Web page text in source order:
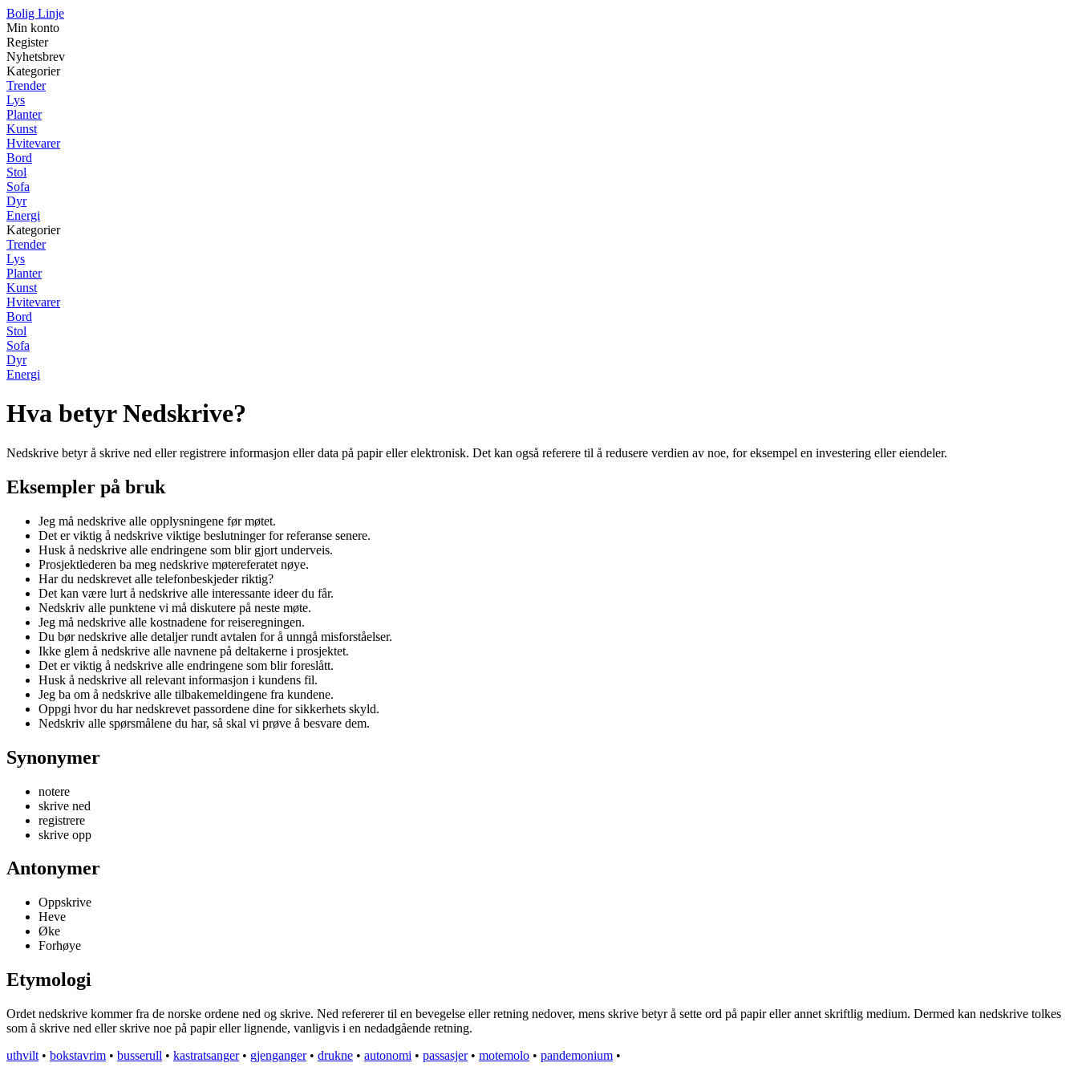
Bolig Linje
Min konto
Register
Nyhetsbrev
Kategorier
Trender
Lys
Planter
Kunst
Hvitevarer
Bord
Stol
Sofa
Dyr
Energi
Kategorier
Trender
Lys
Planter
Kunst
Hvitevarer
Bord
Stol
Sofa
Dyr
Energi
Hva betyr Nedskrive?
Nedskrive betyr å skrive ned eller registrere informasjon eller data på papir eller elektronisk. Det kan også referere til å redusere verdien av noe, for eksempel en investering eller eiendeler.
Eksempler på bruk
Jeg må nedskrive alle opplysningene før møtet.
Det er viktig å nedskrive viktige beslutninger for referanse senere.
Husk å nedskrive alle endringene som blir gjort underveis.
Prosjektlederen ba meg nedskrive møtereferatet nøye.
Har du nedskrevet alle telefonbeskjeder riktig?
Det kan være lurt å nedskrive alle interessante ideer du får.
Nedskriv alle punktene vi må diskutere på neste møte.
Jeg må nedskrive alle kostnadene for reiseregningen.
Du bør nedskrive alle detaljer rundt avtalen for å unngå misforståelser.
Ikke glem å nedskrive alle navnene på deltakerne i prosjektet.
Det er viktig å nedskrive alle endringene som blir foreslått.
Husk å nedskrive all relevant informasjon i kundens fil.
Jeg ba om å nedskrive alle tilbakemeldingene fra kundene.
Oppgi hvor du har nedskrevet passordene dine for sikkerhets skyld.
Nedskriv alle spørsmålene du har, så skal vi prøve å besvare dem.
Synonymer
notere
skrive ned
registrere
skrive opp
Antonymer
Oppskrive
Heve
Øke
Forhøye
Etymologi
Ordet nedskrive kommer fra de norske ordene ned og skrive. Ned refererer til en bevegelse eller retning nedover, mens skrive betyr å sette ord på papir eller annet skriftlig medium. Dermed kan nedskrive tolkes
som å skrive ned eller skrive noe på papir eller lignende, vanligvis i en nedadgående retning.
uthvilt • bokstavrim • busserull • kastratsanger• gjenganger• drukne • autonomi • passasjer• motemolo • pandemonium •